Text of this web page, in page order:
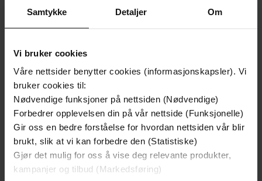
Samtykke Detaljer Om
Vi bruker cookies
Våre nettsider benytter cookies (informasjonskapsler). Vi
bruker cookies til:
Nødvendige funksjoner på nettsiden (Nødvendige)
Forbedrer opplevelsen din på vår nettside (Funksjonelle)
Gir oss en bedre forståelse for hvordan nettsiden vår blir
brukt, slik at vi kan forbedre den (Statistiske)
Gjør det mulig for oss å vise deg relevante produkter,
kampanjer og tilbud (Markedsføring)
Andre har også kjøpt